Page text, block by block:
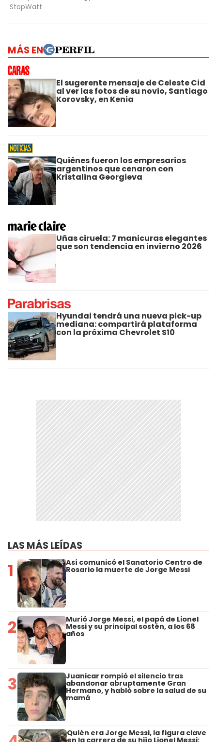
MÁS EN
El sugerente mensaje de Celeste Cid
al ver las fotos de su novio, Santiago
Korovsky, en Kenia
Quiénes fueron los empresarios
argentinos que cenaron con
Kristalina Georgieva
Uñas ciruela: 7 manicuras elegantes
que son tendencia en invierno 2026
Hyundai tendrá una nueva pick-up
mediana: compartirá plataforma
con la próxima Chevrolet S10
LAS MÁS LEÍDAS
1 Así comunicó el Sanatorio Centro de
Rosario la muerte de Jorge Messi
2 Murió Jorge Messi, el papá de Lionel
Messi y su principal sostén, a los 68
años
3 Juanicar rompió el silencio tras
abandonar abruptamente Gran
Hermano, y habló sobre la salud de su
mamá
Quién era Jorge Messi, la figura clave
en la carrera de su hijo Lionel Messi: